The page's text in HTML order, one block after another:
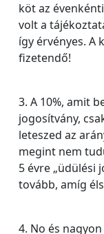
köt az
volt a
így érvényes. A
fizetendő!
3. A 10%, amit
jogosítvány,
leteszed az
megint nem
5 évre „üdülési
tovább, amíg
4. No és